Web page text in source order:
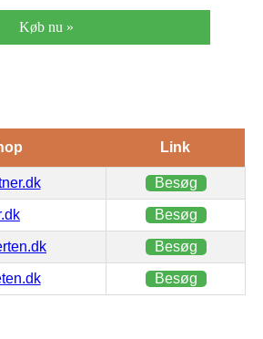
Køb nu »
Link
Besøg
Besøg
Besøg
Besøg